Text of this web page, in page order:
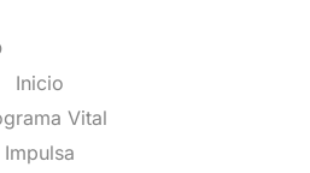
Inicio
Vital
Impulsa